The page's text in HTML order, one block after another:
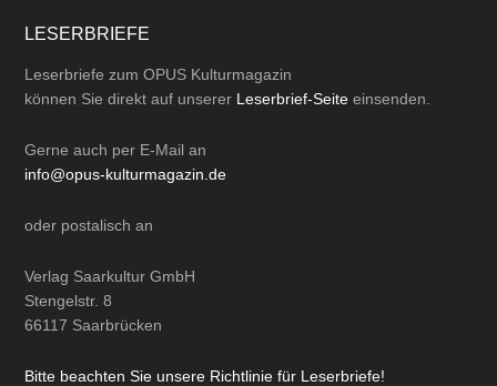
LESERBRIEFE
Leserbriefe zum OPUS Kulturmagazin
können Sie direkt auf unserer Leserbrief-Seite einsenden.
Gerne auch per E-Mail an
info@opus-kulturmagazin.de
oder postalisch an
Verlag Saarkultur GmbH
Stengelstr. 8
66117 Saarbrücken
Bitte beachten Sie unsere Richtlinie für Leserbriefe!